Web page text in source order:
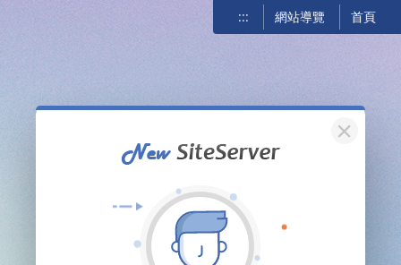
::: 網站導覽 首頁
關閉